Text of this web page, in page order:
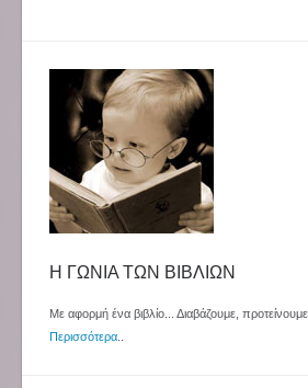
Η ΓΩΝΙΑ ΤΩΝ ΒΙΒΛΙΩΝ
Με αφορμή ένα βιβλίο... Διαβάζουμε,
Περισσότερα